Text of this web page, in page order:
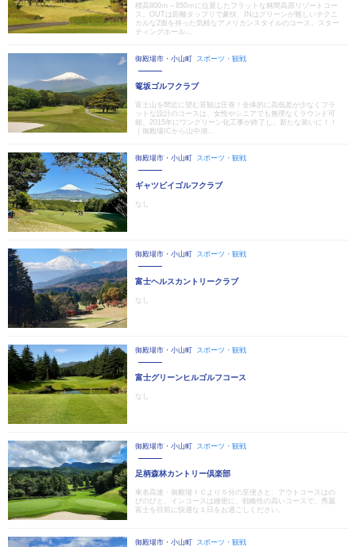
標高800ｍ～850ｍに位置したフラットな林間高原リゾートコー
ス。OUTは距離タップリで豪快、INはグリーンが難しいテクニ
カルな2面を持った気軽なアメリカンスタイルのコース。スター
ティングホール...
御殿場市・小山町 スポーツ・観戦
篭坂ゴルフクラブ
富士山を間近に望む景観は圧巻！全体的に高低差が少なくフラ
ットな設計のコースは、女性やシニアでも無理なくラウンド可
能。2015年にワングリーン化工事が終了し、新たな装いに！！
｜御殿場ICから山中湖...
御殿場市・小山町 スポーツ・観戦
ギャツビイゴルフクラブ
なし
御殿場市・小山町 スポーツ・観戦
富士ヘルスカントリークラブ
なし
御殿場市・小山町 スポーツ・観戦
富士グリーンヒルゴルフコース
なし
御殿場市・小山町 スポーツ・観戦
足柄森林カントリー倶楽部
東名高速・御殿場ＩＣより５分の至便さと、アウトコースはの
びのびと、インコースは緻密に、戦略性の高いコースで、秀麗
富士を目前に快適な１日をお過ごしください。
御殿場市・小山町 スポーツ・観戦